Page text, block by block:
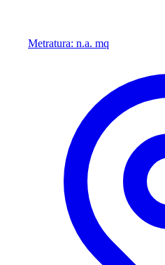
Metratura: n.a. mq